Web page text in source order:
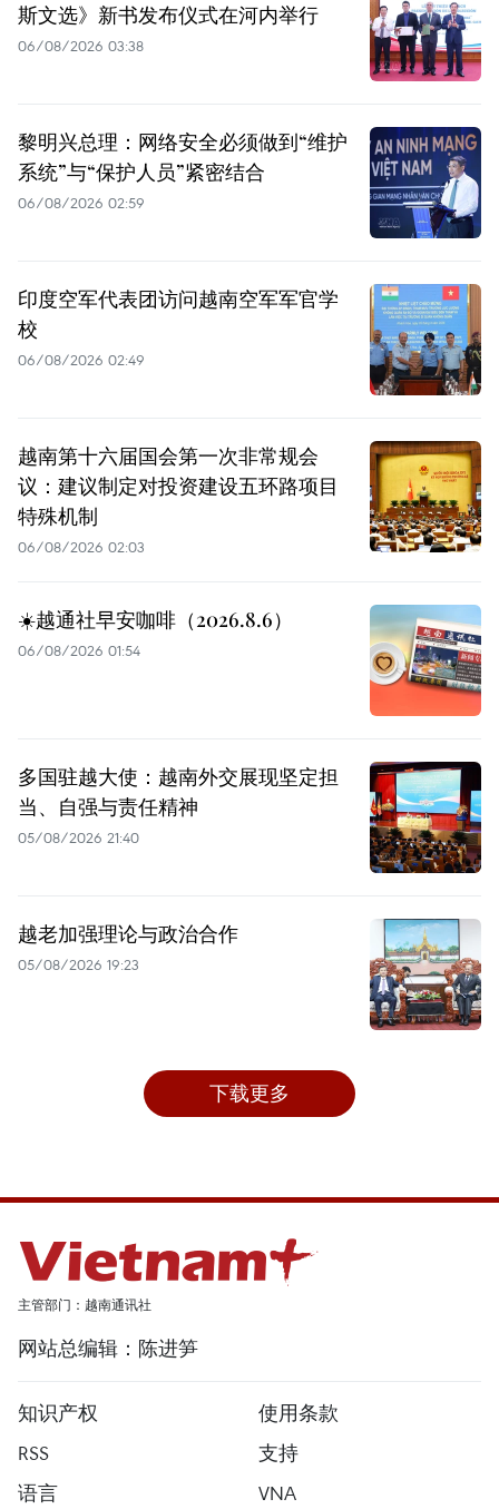
斯文选》新书发布仪式在河内举行
06/08/2026 03:38
黎明兴总理：网络安全必须做到“维护
系统”与“保护人员”紧密结合
06/08/2026 02:59
印度空军代表团访问越南空军军官学
校
06/08/2026 02:49
越南第十六届国会第一次非常规会
议：建议制定对投资建设五环路项目
特殊机制
06/08/2026 02:03
☀️越通社早安咖啡（2026.8.6）
06/08/2026 01:54
多国驻越大使：越南外交展现坚定担
当、自强与责任精神
05/08/2026 21:40
越老加强理论与政治合作
05/08/2026 19:23
下载更多
主管部门：越南通讯社
网站总编辑：陈进笋
知识产权
使用条款
RSS
支持
语言
VNA